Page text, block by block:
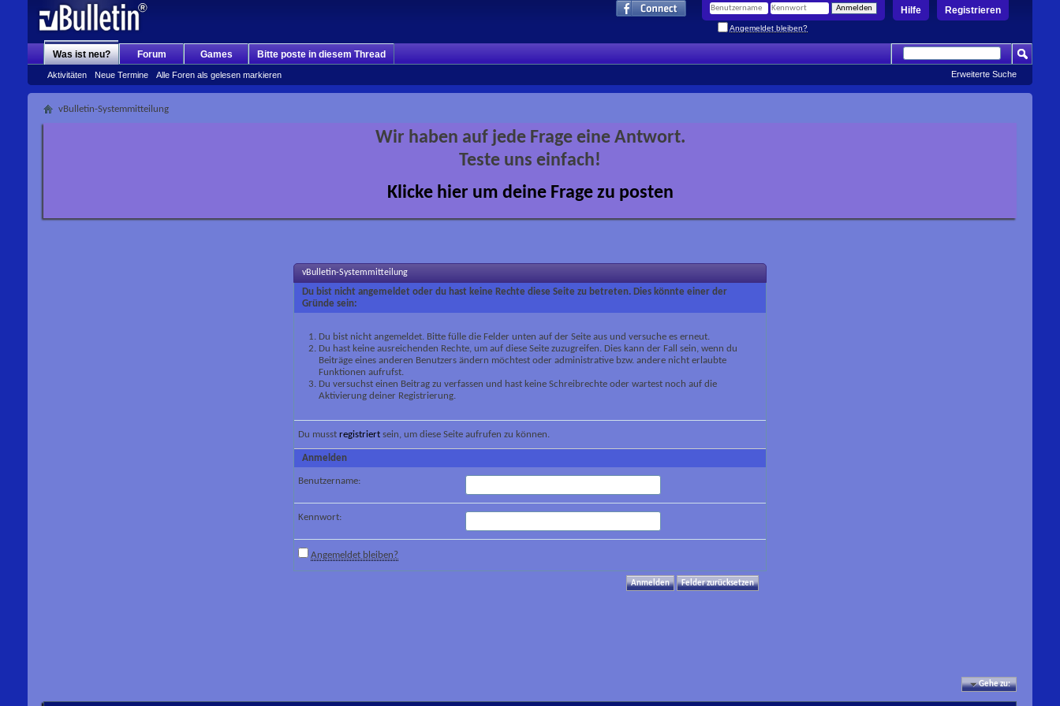
Registrieren
Hilfe
Angemeldet bleiben?
Was ist neu?
Aktivitäten Neue Termine Alle Foren als gelesen markieren
Forum Games Bitte poste in diesem Thread
Erweiterte Suche
vBulletin-Systemmitteilung
Wir haben auf jede Frage eine Antwort.
Teste uns einfach!
Klicke hier um deine Frage zu posten
vBulletin-Systemmitteilung
Du bist nicht angemeldet oder du hast keine Rechte diese Seite zu betreten. Dies könnte einer der
Gründe sein:
Du bist nicht angemeldet. Bitte fülle die Felder unten auf der Seite aus und versuche es erneut.
Du hast keine ausreichenden Rechte, um auf diese Seite zuzugreifen. Dies kann der Fall sein, wenn du
Beiträge eines anderen Benutzers ändern möchtest oder administrative bzw. andere nicht erlaubte
Funktionen aufrufst.
Du versuchst einen Beitrag zu verfassen und hast keine Schreibrechte oder wartest noch auf die
Aktivierung deiner Registrierung.
Du musst registriert sein, um diese Seite aufrufen zu können.
Anmelden
Benutzername:
Kennwort:
Angemeldet bleiben?
Gehe zu: